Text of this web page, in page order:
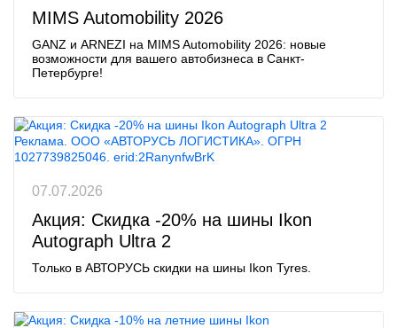
MIMS Automobility 2026
GANZ и ARNEZI на MIMS Automobility 2026: новые
возможности для вашего автобизнеса в Санкт-
Петербурге!
Реклама. ООО «АВТОРУСЬ ЛОГИСТИКА». ОГРН
1027739825046. erid:2RanynfwBrK
07.07.2026
Акция: Скидка -20% на шины Ikon
Autograph Ultra 2
Только в АВТОРУСЬ скидки на шины Ikon Tyres.